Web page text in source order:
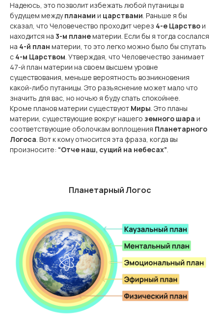
Надеюсь, это позволит избежать любой путаницы в
будущем междупланами и царствами. Раньше я бы
сказал, что Человечество проходит через 4-е Царствои
находится на 3-м планематерии. Если бы я тогда сослался
на 4-й план материи, то это легко можно было бы спутать
с 4-м Царством. Утверждая, что Человечество занимает
47-й план материи на своем высшем уровне
существования, меньше вероятность возникновения
какой-либо путаницы. Это разъяснение может мало что
значить для вас, но ночью я буду спать спокойнее.
Кроме планов материи существуют Миры. Это планы
материи, существующие вокруг нашего земного шара и
соответствующие оболочкам воплощения Планетарного
Логоса. Вот к кому относится эта фраза, когда вы
произносите: “Отче наш, сущий на небесах”.
Планетарный Логос